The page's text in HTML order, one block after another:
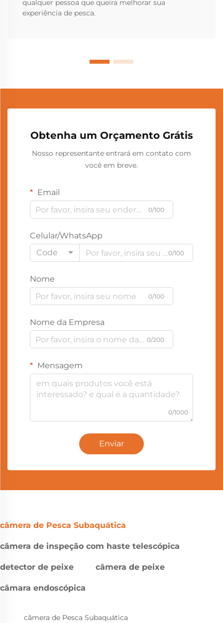
qualquer pessoa que queira melhorar sua
experiência de pesca.
Obtenha um Orçamento Grátis
Nosso representante entrará em contato com
você em breve.
Email
0/100
Celular/WhatsApp
Code
0/100
Nome
0/100
Nome da Empresa
0/200
Mensagem
0/1000
Enviar
câmera de Pesca Subaquática
câmera de inspeção com haste telescópica
detector de peixe câmera de peixe
câmara endoscópica
câmera de Pesca Subaquática